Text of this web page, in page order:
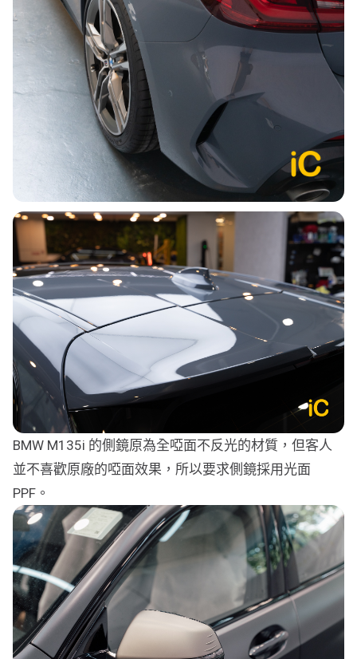
BMW M135i 的側鏡原為全啞面不反光的材質，但客人
並不喜歡原廠的啞面效果，所以要求側鏡採用光面
PPF。